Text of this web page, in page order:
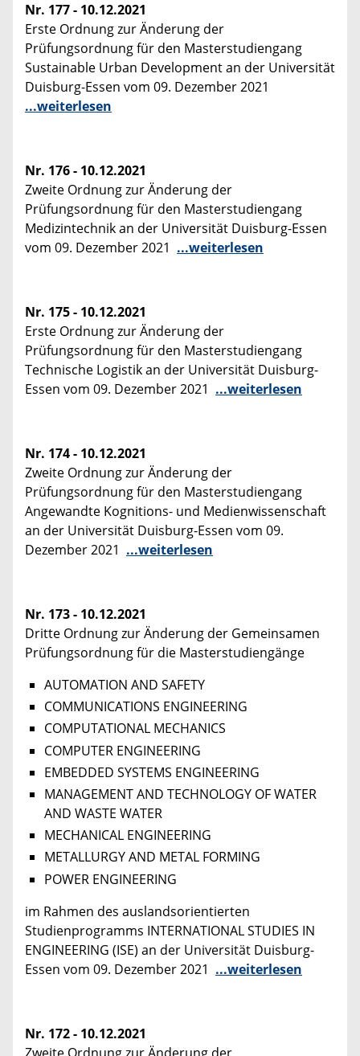
Nr. 177 - 10.12.2021
Erste Ordnung zur Änderung der
Prüfungsordnung für den Masterstudiengang
Sustainable Urban Development an der Universität
Duisburg-Essen vom 09. Dezember 2021
...weiterlesen
Nr. 176 - 10.12.2021
Zweite Ordnung zur Änderung der
Prüfungsordnung für den Masterstudiengang
Medizintechnik an der Universität Duisburg-Essen
vom 09. Dezember 2021 ...weiterlesen
Nr. 175 - 10.12.2021
Erste Ordnung zur Änderung der
Prüfungsordnung für den Masterstudiengang
Technische Logistik an der Universität Duisburg-
Essen vom 09. Dezember 2021 ...weiterlesen
Nr. 174 - 10.12.2021
Zweite Ordnung zur Änderung der
Prüfungsordnung für den Masterstudiengang
Angewandte Kognitions- und Medienwissenschaft
an der Universität Duisburg-Essen vom 09.
Dezember 2021 ...weiterlesen
Nr. 173 - 10.12.2021
Dritte Ordnung zur Änderung der Gemeinsamen
Prüfungsordnung für die Masterstudiengänge
AUTOMATION AND SAFETY
COMMUNICATIONS ENGINEERING
COMPUTATIONAL MECHANICS
COMPUTER ENGINEERING
EMBEDDED SYSTEMS ENGINEERING
MANAGEMENT AND TECHNOLOGY OF WATER
AND WASTE WATER
MECHANICAL ENGINEERING
METALLURGY AND METAL FORMING
POWER ENGINEERING
im Rahmen des auslandsorientierten
Studienprogramms INTERNATIONAL STUDIES IN
ENGINEERING (ISE) an der Universität Duisburg-
Essen vom 09. Dezember 2021 ...weiterlesen
Nr. 172 - 10.12.2021